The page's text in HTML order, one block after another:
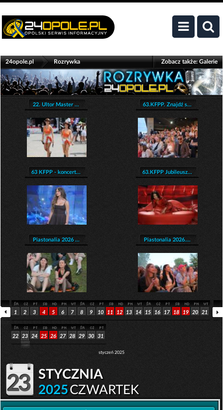
24opole.pl Rozrywka Zobacz także:Galerie
22. Ultor Master ... 63.KFPP. Znajdź s...
63 KFPP - koncert... 63.KFPP Jubileusz...
Piastonalia 2026 ... Piastonalia 2026....
1 2 3 4 5 6 7 8 9 10 11 12 13 14 15 16 17 18 19 20 21
22 23 24 25 26 27 28 29 30 31
styczeń 2025
23 stycznia
2025CZWARTEK